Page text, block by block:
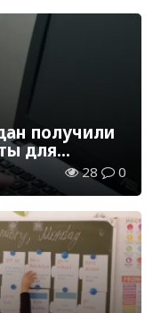
получили
для
28 0